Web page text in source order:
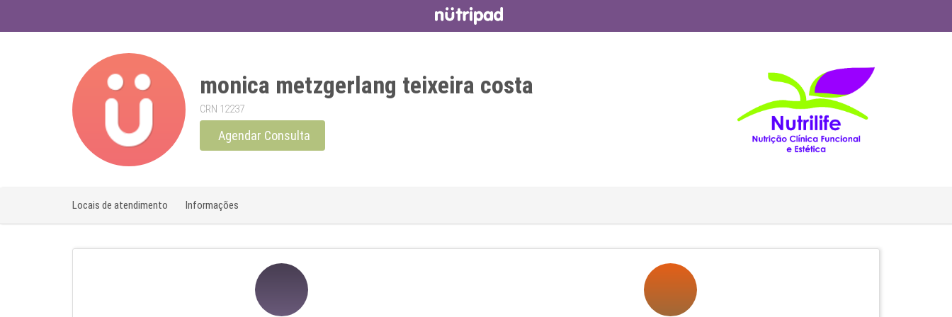
monica metzgerlang teixeira costa
CRN 12237
Agendar Consulta
Locais de atendimento Informações